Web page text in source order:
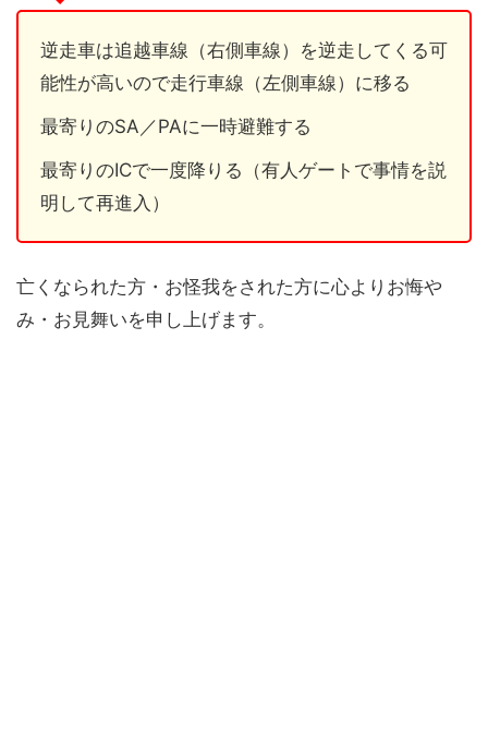
逆走車は追越車線（右側車線）を逆走してくる可
能性が高いので走行車線（左側車線）に移る
最寄りのSA／PAに一時避難する
最寄りのICで一度降りる（有人ゲートで事情を説
明して再進入）
亡くなられた方・お怪我をされた方に心よりお悔や
み・お見舞いを申し上げます。